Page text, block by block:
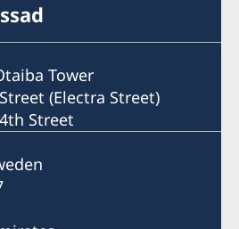
Tower
(Electra Street)
Street